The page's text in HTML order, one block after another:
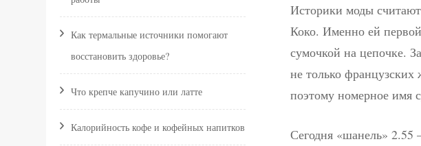
Историки моды считают
Коко. Именно ей
сумочкой на цепочке.
не только
поэтому номерное имя
Сегодня «шанель» 2.55
Как термальные источники помогают
восстановить здоровье?
Что крепче капучино или латте
Калорийность кофе и кофейных напитков